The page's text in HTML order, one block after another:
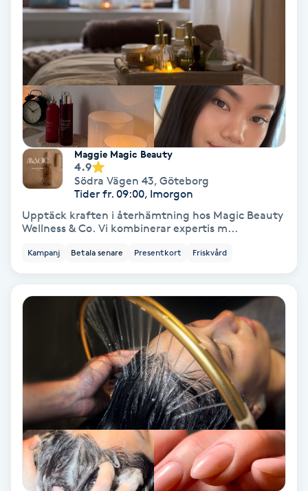
Hårborttagning
Hårbottenbehandling
Hårförlängning
Hårvård
Hälsprickor
Idrottsmassage
IPL hårborttagning
IR-massage
Japansk massage
Maggie Magic Beauty
4.9
Södra Vägen 43, Göteborg
Tider fr. 09:00, Imorgon
Upptäck kraften i återhämtning hos Magic Beauty
Wellness & Co. Vi kombinerar expertis m...
Kampanj Betala senare Presentkort Friskvård